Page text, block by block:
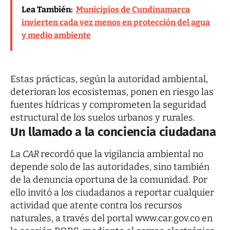
Lea También: Municipios de Cundinamarca
invierten cada vez menos en protección del agua
y medio ambiente
Estas prácticas, según la autoridad ambiental,
deterioran los ecosistemas, ponen en riesgo las
fuentes hídricas y comprometen la seguridad
estructural de los suelos urbanos y rurales.
Un llamado a la conciencia ciudadana
La CARrecordó que la vigilancia ambiental no
depende solo de las autoridades, sino también
de la denuncia oportuna de la comunidad. Por
ello invitó a los ciudadanos a reportar cualquier
actividad que atente contra los recursos
naturales, a través del portalwww.car.gov.coen